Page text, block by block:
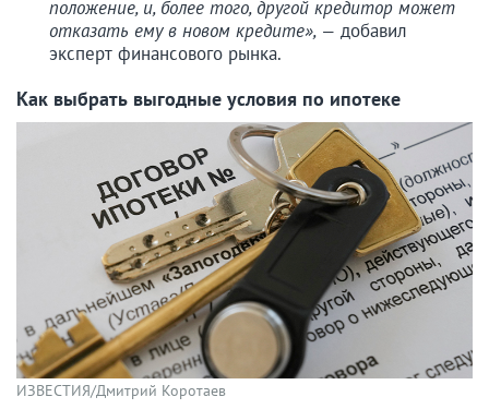
положение, и, более того, другой кредитор может
отказать ему в новом кредите», — добавил
эксперт финансового рынка.
Как выбрать выгодные условия по ипотеке
ИЗВЕСТИЯ/Дмитрий Коротаев